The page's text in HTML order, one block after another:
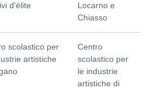
d'élite
Locarno e
Chiasso
scolastico per
artistiche
Centro
scolastico per
le industrie
artistiche di